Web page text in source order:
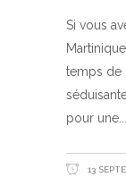
Si vous
temps de
pour une
13